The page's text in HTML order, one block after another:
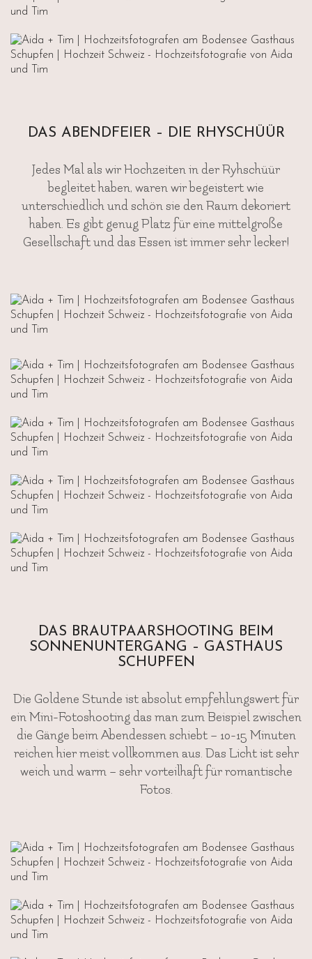
DAS ABENDFEIER – DIE RHYSCHÜÜR
Jedes Mal als wir Hochzeiten in der Ryhschüür
begleitet haben, waren wir begeistert wie
unterschiedlich und schön sie den Raum dekoriert
haben. Es gibt genug Platz für eine mittelgroße
Gesellschaft und das Essen ist immer sehr lecker!
DAS BRAUTPAARSHOOTING BEIM
SONNENUNTERGANG – GASTHAUS
SCHUPFEN
Die Goldene Stunde ist absolut empfehlungswert für
ein Mini-Fotoshooting das man zum Beispiel zwischen
die Gänge beim Abendessen schiebt – 10-15 Minuten
reichen hier meist vollkommen aus. Das Licht ist sehr
weich und warm – sehr vorteilhaft für romantische
Fotos.